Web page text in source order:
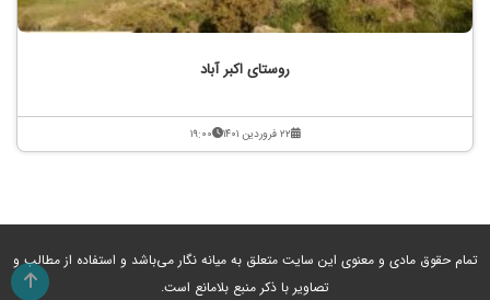
روستای اکبر آباد
۲۲ فروردین ۱۴۰۱ ۱۹:۰۰
تمام حقوق مادی و معنوی این سایت متعلق به میانه نگار می‌باشد و استفاده از مطالب و
تصاویر با ذکر منبع بلامانع است.